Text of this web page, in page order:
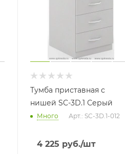
Тумба приставная с
нишей SC-3D.1 Серый
Много Арт.: SC-3D.1-012
4 225 руб./шт